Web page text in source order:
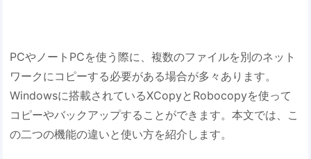
PCやノートPCを使う際に、複数のファイルを別のネット
ワークにコピーする必要がある場合が多々あります。
Windowsに搭載されているXCopyとRobocopyを使って
コピーやバックアップすることができます。本文では、こ
の二つの機能の違いと使い方を紹介します。